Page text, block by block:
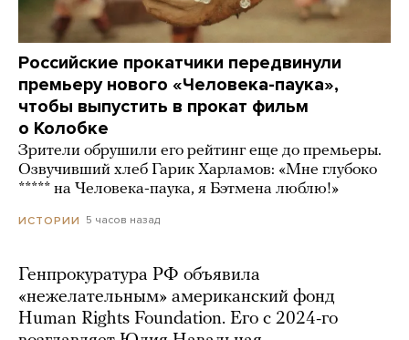
Российские прокатчики передвинули
премьеру нового «Человека-паука»,
чтобы выпустить в прокат фильм
о Колобке
Зрители обрушили его рейтинг еще до премьеры.
Озвучивший хлеб Гарик Харламов: «Мне глубоко
***** на Человека-паука, я Бэтмена люблю!»
ИСТОРИИ 5 часов назад
Генпрокуратура РФ объявила
«нежелательным» американский фонд
Human Rights Foundation. Его с 2024-го